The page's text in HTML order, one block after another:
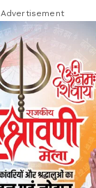
Advertisement